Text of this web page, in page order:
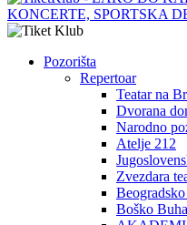
Pozorišta
Repertoar
Teatar na
Dvorana
Narodno
Atelje 212
Zvezdara
Boško Buha